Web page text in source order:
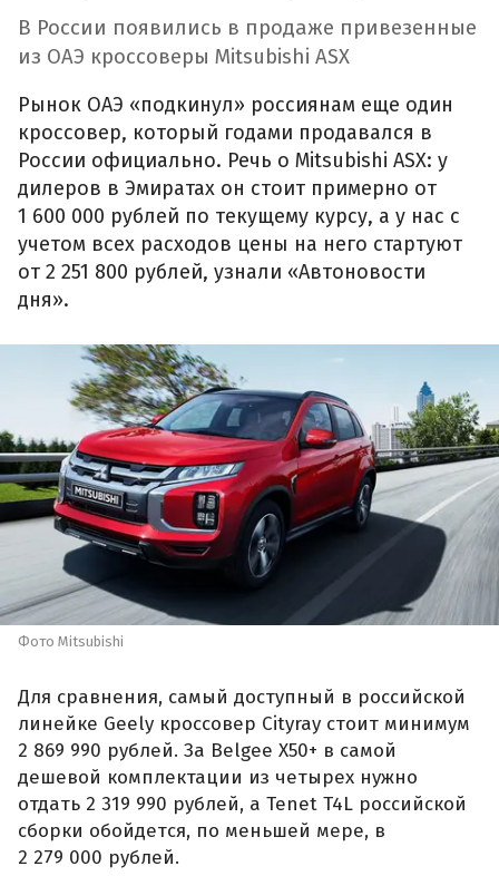
В России появились в продаже привезенные
из ОАЭ кроссоверы Mitsubishi ASX
Рынок ОАЭ «подкинул» россиянам еще один
кроссовер, который годами продавался в
России официально. Речь о Mitsubishi ASX: у
дилеров в Эмиратах он стоит примерно от
1 600 000 рублей по текущему курсу, а у нас с
учетом всех расходов цены на него стартуют
от 2 251 800 рублей, узнали «Автоновости
дня».
Фото Mitsubishi
Для сравнения, самый доступный в российской
линейке Geely кроссовер Cityray стоит минимум
2 869 990 рублей. За Belgee X50+ в самой
дешевой комплектации из четырех нужно
отдать 2 319 990 рублей, а Tenet T4L российской
сборки обойдется, по меньшей мере, в
2 279 000 рублей.